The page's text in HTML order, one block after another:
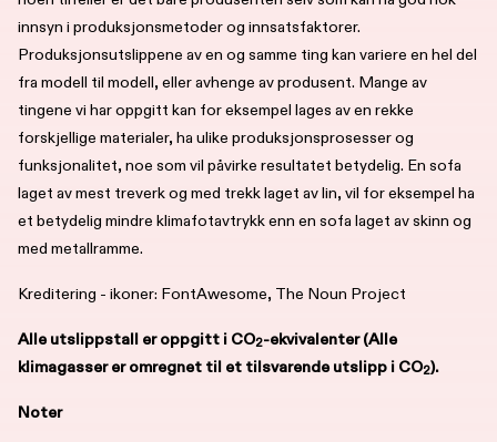
innsyn i produksjonsmetoder og innsatsfaktorer.
Produksjonsutslippene av en og samme ting kan variere en hel del
fra modell til modell, eller avhenge av produsent. Mange av
tingene vi har oppgitt kan for eksempel lages av en rekke
forskjellige materialer, ha ulike produksjonsprosesser og
funksjonalitet, noe som vil påvirke resultatet betydelig. En sofa
laget av mest treverk og med trekk laget av lin, vil for eksempel ha
et betydelig mindre klimafotavtrykk enn en sofa laget av skinn og
med metallramme.
Kreditering - ikoner: FontAwesome, The Noun Project
Alle utslippstall er oppgitt i CO2-ekvivalenter (Alle
klimagasser er omregnet til et tilsvarende utslipp i CO2).
Noter